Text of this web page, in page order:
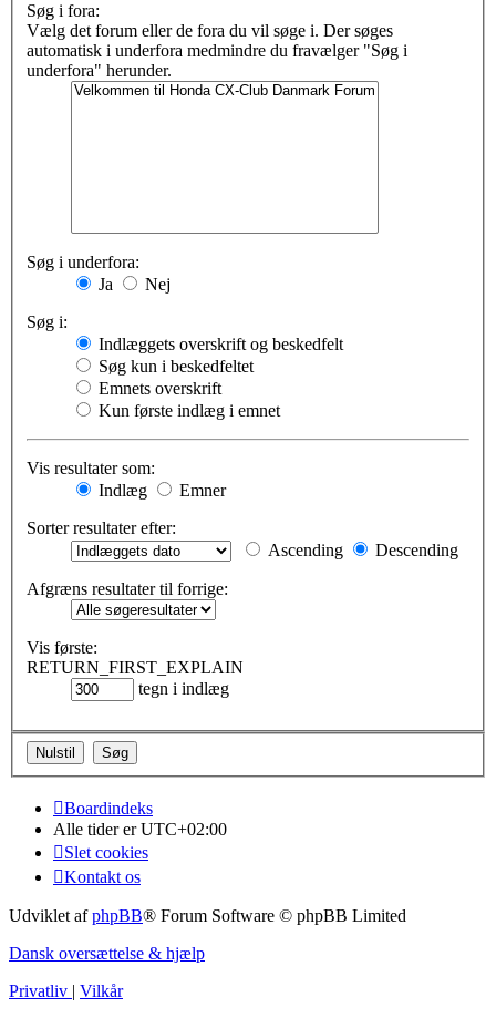
Søg i fora:
Vælg det forum eller de fora du vil søge i. Der søges
automatisk i underfora medmindre du fravælger "Søg i
underfora" herunder.
Søg i underfora:
Ja
Nej
Søg i:
Indlæggets overskrift og beskedfelt
Søg kun i beskedfeltet
Emnets overskrift
Kun første indlæg i emnet
Vis resultater som:
Indlæg
Emner
Sorter resultater efter:
Ascending
Descending
Afgræns resultater til forrige:
Vis første:
RETURN_FIRST_EXPLAIN
tegn i indlæg
Boardindeks
Alle tider erUTC+02:00
Slet cookies
Kontakt os
Udviklet afphpBB® Forum Software © phpBB Limited
Dansk oversættelse & hjælp
Privatliv | Vilkår